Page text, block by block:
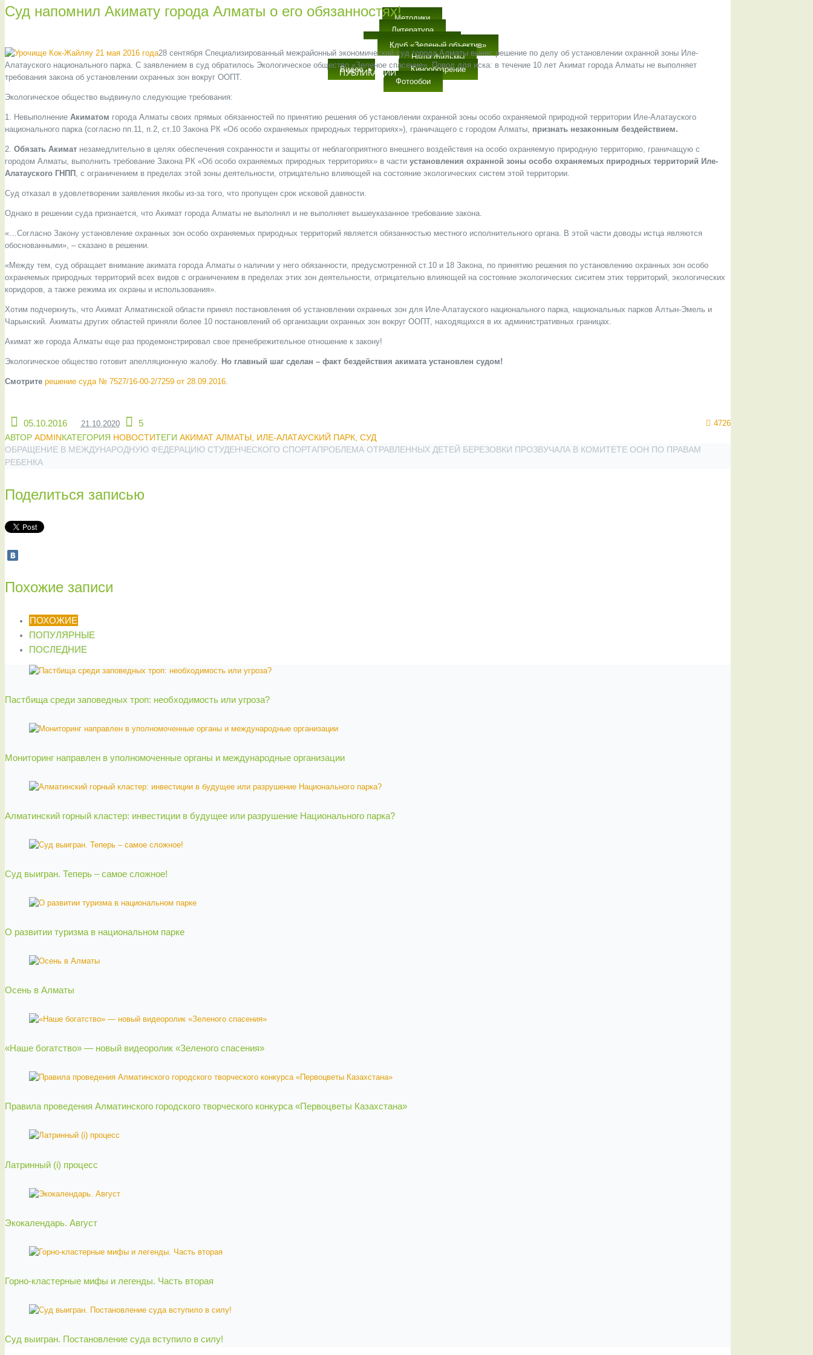
ОБРАЗОВАНИЕ
Методики
Литература
Детское творчество
Экологические клубы
Видео
Клуб «Зеленый объектив»
Наши фильмы
Кинообозрение
Фотообои
ПУБЛИКАЦИИ
Суд напомнил Акимату города Алматы о его обязанностях!
28 сентября Специализированный межрайонный экономический суд города Алматы вынес решение по делу об установлении охранной зоны Иле-
Алатауского национального парка. С заявлением в суд обратилось Экологическое общество «Зеленое спасение». Повод для иска: в течение 10 лет Акимат города Алматы не выполняет
требования закона об установлении охранных зон вокруг ООПТ.
Экологическое общество выдвинуло следующие требования:
1. Невыполнение Акиматом города Алматы своих прямых обязанностей по принятию решения об установлении охранной зоны особо охраняемой природной территории Иле-Алатауского
национального парка (согласно пп.11, п.2, ст.10 Закона РК «Об особо охраняемых природных территориях»), граничащего с городом Алматы, признать незаконным бездействием.
2. Обязать Акимат незамедлительно в целях обеспечения сохранности и защиты от неблагоприятного внешнего воздействия на особо охраняемую природную территорию, граничащую с
городом Алматы, выполнить требование Закона РК «Об особо охраняемых природных территориях» в части установления охранной зоны особо охраняемых природных территорий Иле-
Алатауского ГНПП , с ограничением в пределах этой зоны деятельности, отрицательно влияющей на состояние экологических систем этой территории.
Суд отказал в удовлетворении заявления якобы из-за того, что пропущен срок исковой давности.
Однако в решении суда признается, что Акимат города Алматы не выполнял и не выполняет вышеуказанное требование закона.
«…Согласно Закону установление охранных зон особо охраняемых природных территорий является обязанностью местного исполнительного органа. В этой части доводы истца являются
обоснованными», – сказано в решении.
«Между тем, суд обращает внимание акимата города Алматы о наличии у него обязанности, предусмотренной ст.10 и 18 Закона, по принятию решения по установлению охранных зон особо
охраняемых природных территорий всех видов с ограничением в пределах этих зон деятельности, отрицательно влияющей на состояние экологических сиситем этих территорий, экологических
коридоров, а также режима их охраны и использования».
Хотим подчеркнуть, что Акимат Алматинской области принял постановления об установлении охранных зон для Иле-Алатауского национального парка, национальных парков Алтын-Эмель и
Чарынский. Акиматы других областей приняли более 10 постановлений об организации охранных зон вокруг ООПТ, находящихся в их административных границах.
Акимат же города Алматы еще раз продемонстрировал свое пренебрежительное отношение к закону!
Экологическое общество готовит апелляционную жалобу. Но главный шаг сделан – факт бездействия акимата установлен судом!
Смотрите решение суда № 7527/16-00-2/7259 от 28.09.2016.
05.10.2016 21.10.2020 5 4726
АВТОР ADMINКАТЕГОРИЯ НОВОСТИТЕГИ АКИМАТ АЛМАТЫ ИЛЕ-АЛАТАУСКИЙ ПАРК СУД
ОБРАЩЕНИЕ В МЕЖДУНАРОДНУЮ ФЕДЕРАЦИЮ СТУДЕНЧЕСКОГО СПОРТАПРОБЛЕМА ОТРАВЛЕННЫХ ДЕТЕЙ БЕРЕЗОВКИ ПРОЗВУЧАЛА В КОМИТЕТЕ ООН ПО ПРАВАМ
РЕБЕНКА
Поделиться записью
Похожие записи
ПОХОЖИЕ
ПОПУЛЯРНЫЕ
ПОСЛЕДНИЕ
Пастбища среди заповедных троп: необходимость или угроза?
Мониторинг направлен в уполномоченные органы и международные организации
Алматинский горный кластер: инвестиции в будущее или разрушение Национального парка?
Суд выигран. Теперь – самое сложное!
О развитии туризма в национальном парке
Осень в Алматы
«Наше богатство» — новый видеоролик «Зеленого спасения»
Правила проведения Алматинского городского творческого конкурса «Первоцветы Казахстана»
Латринный (i) процесс
Экокалендарь. Август
Горно-кластерные мифы и легенды. Часть вторая
Суд выигран. Постановление суда вступило в силу!